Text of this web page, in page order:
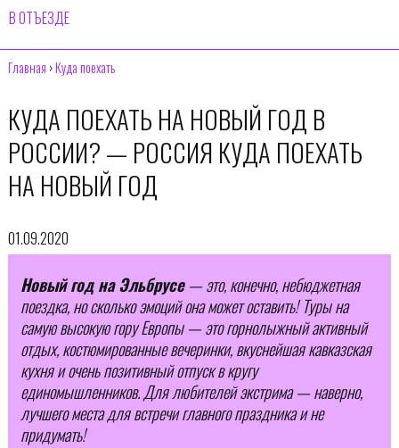
В ОТЪЕЗДЕ
Главная ›Куда поехать
КУДА ПОЕХАТЬ НА НОВЫЙ ГОД В
РОССИИ? — РОССИЯ КУДА ПОЕХАТЬ
НА НОВЫЙ ГОД
01.09.2020
Новый год на Эльбрусе— это, конечно, небюджетная
поездка, но сколько эмоций она может оставить! Туры на
самую высокую гору Европы — это горнолыжный активный
отдых, костюмированные вечеринки, вкуснейшая кавказская
кухня и очень позитивный отпуск в кругу
единомышленников. Для любителей экстрима — наверно,
лучшего места для встречи главного праздника и не
придумать!